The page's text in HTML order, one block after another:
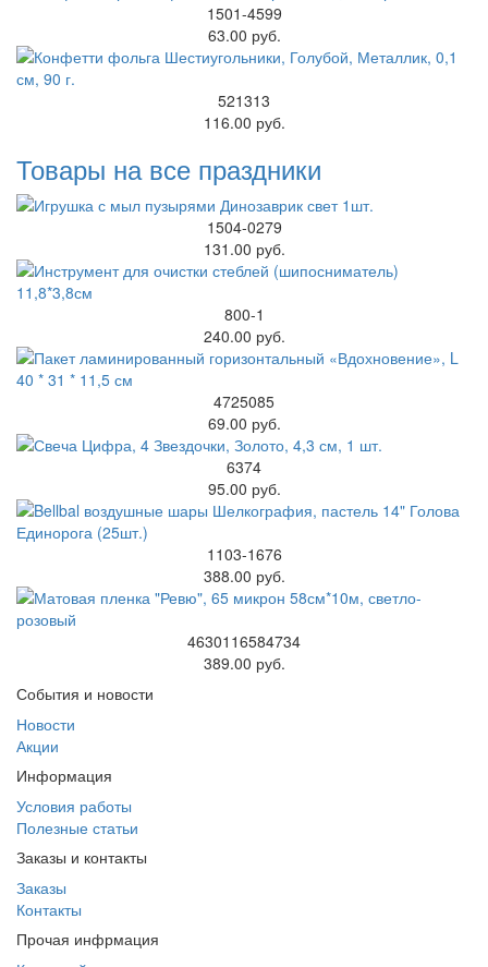
1501-4599
63.00 руб.
521313
116.00 руб.
Товары на все праздники
1504-0279
131.00 руб.
800-1
240.00 руб.
4725085
69.00 руб.
6374
95.00 руб.
1103-1676
388.00 руб.
4630116584734
389.00 руб.
События и новости
Новости
Акции
Информация
Условия работы
Полезные статьи
Заказы и контакты
Заказы
Контакты
Прочая инфрмация